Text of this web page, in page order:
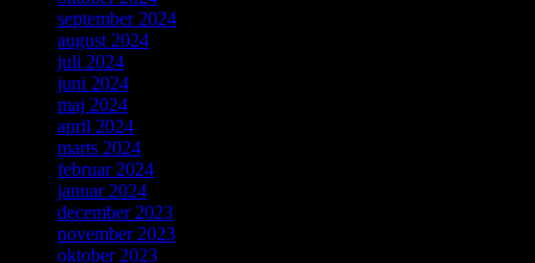
september 2024
august 2024
juli 2024
juni 2024
maj 2024
april 2024
marts 2024
februar 2024
januar 2024
december 2023
november 2023
oktober 2023